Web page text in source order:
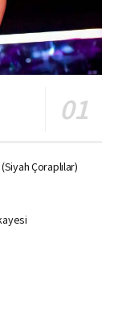
Çoraplılar)